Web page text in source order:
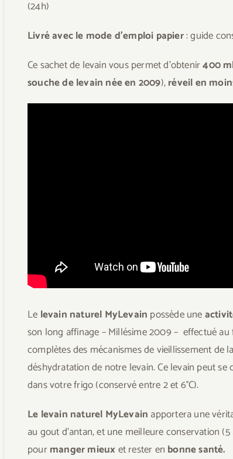
(24h)
Livré avec le mode d’emploi papier: guide
Ce sachet de levain vous permet d’obtenir400
souche de levain née en 2009),réveil en
Le levain naturel MyLevain possède une
son long affinage – Millésime 2009 – effectué au
complètes des mécanismes de vieillissement
déshydratation de notre levain. Ce levain peut
dans votre frigo (conservé entre 2 et 6°C).
Le levain naturel MyLevain apportera une
au gout d’antan, et une meilleure conservation
pourmanger mieux et rester en bonne santé.